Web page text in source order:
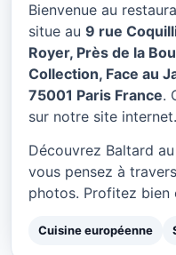
Baltard au
★ 4.5/5
Bienvenue au
situe au 9 rue
Royer, Près de la
Collection, Face au
75001 Paris France.
sur notre site internet.
Découvrez Baltard
vous pensez à
photos. Profitez bien
Cuisine européenne